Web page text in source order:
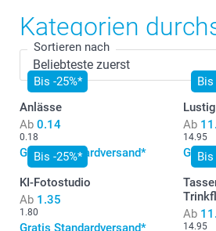
Kategorien
Sortieren nach
Bis -25%*
Anlässe
Ab 0.14
0.18
Gratis Standardversand*
Bis
Ab
14.95
Bis -25%*
KI-Fotostudio
Ab 1.35
1.80
Gratis Standardversand*
Bis
Ab
14.95